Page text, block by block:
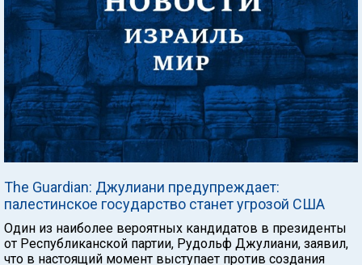
The Guardian: Джулиани предупреждает:
палестинское государство станет угрозой США
Один из наиболее вероятных кандидатов в президенты
от Республиканской партии, Рудольф Джулиани, заявил,
что в настоящий момент выступает против создания